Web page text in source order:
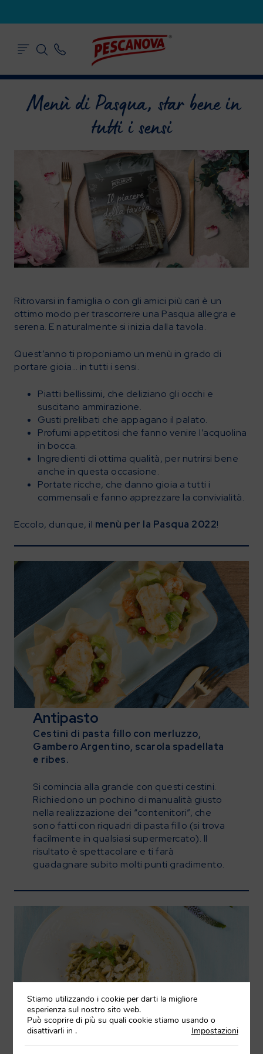
Menù di Pasqua, star bene in
tutti i sensi
Ritrovarsi in famiglia o con gli amici più cari è un
ottimo modo per trascorrere una Pasqua allegra e
serena. E naturalmente si inizia dalla tavola.
Quest’anno ti proponiamo un menù in grado di
portare gioia… in tutti i sensi.
Piatti bellissimi, che deliziano gli occhi e
suscitano ammirazione.
Gusti prelibati che appagano il palato.
Profumi appetitosi che fanno venire l’acquolina
in bocca.
Ingredienti di ottima qualità, per nutrirsi bene
anche in questa occasione.
Portate ricche, che danno gioia a tutti i
commensali e fanno apprezzare la convivialità.
Eccolo, dunque, il menù per la Pasqua 2022!
Antipasto
Cestini di pasta fillo con merluzzo,
Gambero Argentino, scarola spadellata
e ribes.
Si comincia alla grande con questi cestini.
Richiedono un pochino di manualità giusto
nella realizzazione dei “contenitori”, che
sono fatti con riquadri di pasta fillo (si trova
facilmente in qualsiasi supermercato). Il
risultato è spettacolare e ti farà
guadagnare subito molti punti gradimento.
Stiamo utilizzando i cookie per darti la migliore
esperienza sul nostro sito web.
Può scoprire di più su quali cookie stiamo usando o
disattivarli in
Impostazioni
.